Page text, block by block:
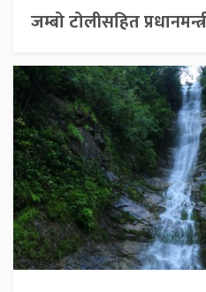
जम्बो टोलीसहित